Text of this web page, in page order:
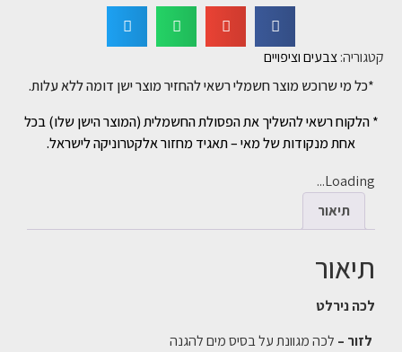
קטגוריה:צבעים וציפויים
*כל מי שרוכש מוצר חשמלי רשאי להחזיר מוצר ישן דומה ללא עלות.
* הלקוח רשאי להשליך את הפסולת החשמלית (המוצר הישן שלו) בכל
אחת מנקודות של מאי – תאגיד מחזור אלקטרוניקה לישראל.
Loading...
תיאור
תיאור
לכה נירלט
לזור – לכה מגוונת על בסיס מים להגנה